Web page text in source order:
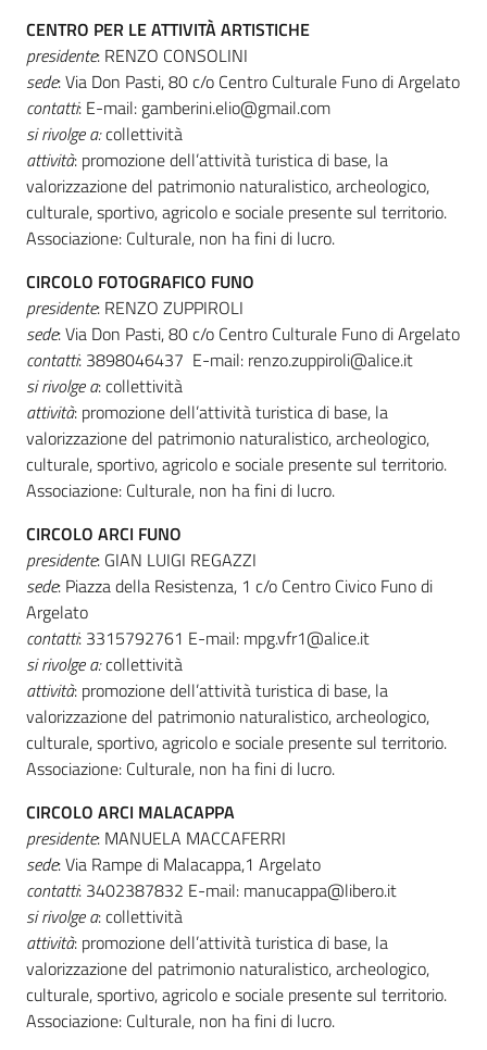
CENTRO PER LE ATTIVITÀ ARTISTICHE
presidente: RENZO CONSOLINI
sede: Via Don Pasti, 80 c/o Centro Culturale Funo di Argelato
contatti: E-mail: gamberini.elio@gmail.com
si rivolge a:collettività
attività: promozione dell’attività turistica di base, la
valorizzazione del patrimonio naturalistico, archeologico,
culturale, sportivo, agricolo e sociale presente sul territorio.
Associazione: Culturale, non ha fini di lucro.
CIRCOLO FOTOGRAFICO FUNO
presidente: RENZO ZUPPIROLI
sede: Via Don Pasti, 80 c/o Centro Culturale Funo di Argelato
contatti: 3898046437 E-mail: renzo.zuppiroli@alice.it
si rivolge a: collettività
attività: promozione dell’attività turistica di base, la
valorizzazione del patrimonio naturalistico, archeologico,
culturale, sportivo, agricolo e sociale presente sul territorio.
Associazione: Culturale, non ha fini di lucro.
CIRCOLO ARCI FUNO
presidente: GIAN LUIGI REGAZZI
sede: Piazza della Resistenza, 1 c/o Centro Civico Funo di
Argelato
contatti: 3315792761 E-mail: mpg.vfr1@alice.it
si rivolge a:collettività
attività: promozione dell’attività turistica di base, la
valorizzazione del patrimonio naturalistico, archeologico,
culturale, sportivo, agricolo e sociale presente sul territorio.
Associazione: Culturale, non ha fini di lucro.
CIRCOLO ARCI MALACAPPA
presidente: MANUELA MACCAFERRI
sede: Via Rampe di Malacappa,1 Argelato
contatti: 3402387832 E-mail: manucappa@libero.it
si rivolge a: collettività
attività: promozione dell’attività turistica di base, la
valorizzazione del patrimonio naturalistico, archeologico,
culturale, sportivo, agricolo e sociale presente sul territorio.
Associazione: Culturale, non ha fini di lucro.